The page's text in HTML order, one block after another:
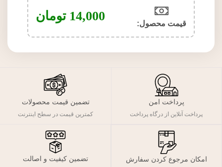
قیمت محصول:​ 14,000 تومان
پرداخت امن
پرداخت آنلاین از درگاه پرداخت
تضمین قیمت محصولات
کمترین قیمت در سطح اینترنت
امکان مرجوع کردن سفارش تضمین کیفیت و اصالت